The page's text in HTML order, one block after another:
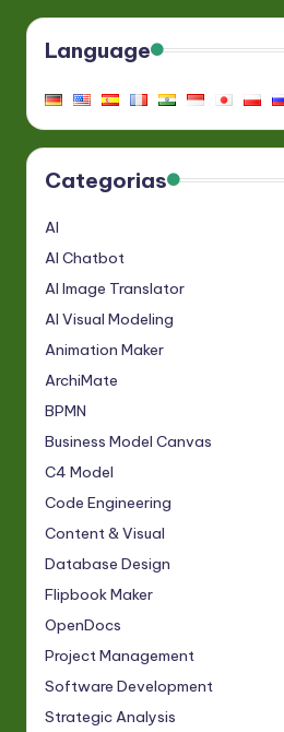
Language
Categorias
AI
AI Chatbot
AI Image Translator
AI Visual Modeling
Animation Maker
ArchiMate
BPMN
Business Model Canvas
C4 Model
Code Engineering
Content & Visual
Database Design
Flipbook Maker
OpenDocs
Project Management
Software Development
Strategic Analysis